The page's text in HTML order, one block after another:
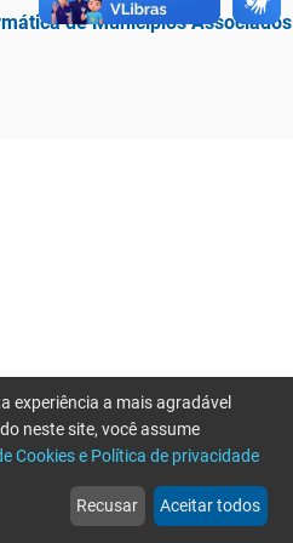
de Municípios Associados
web
Notícias
more_horiz
Mais
experiência a mais agradável
neste site, você assume
Cookies e Política de privacidade
Recusar Aceitar todos
favor tente novamente